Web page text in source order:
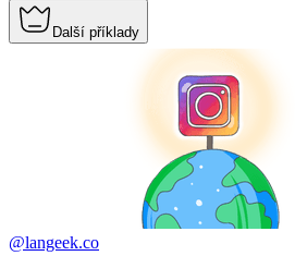
Další příklady
@langeek.co